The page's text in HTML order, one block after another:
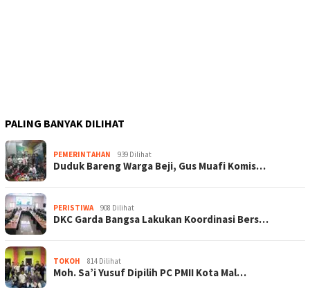
PALING BANYAK DILIHAT
PEMERINTAHAN 939 Dilihat
Duduk Bareng Warga Beji, Gus Muafi Komis…
PERISTIWA 908 Dilihat
DKC Garda Bangsa Lakukan Koordinasi Bers…
TOKOH 814 Dilihat
Moh. Sa’i Yusuf Dipilih PC PMII Kota Mal…